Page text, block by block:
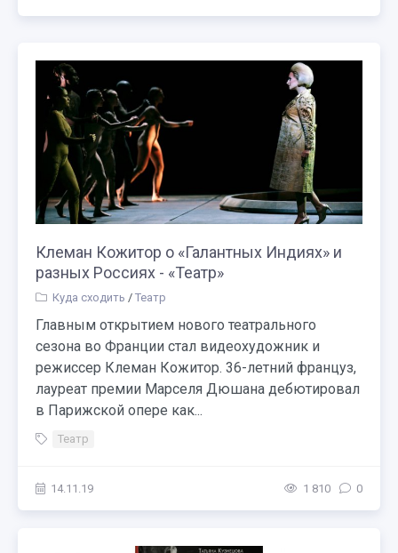
Клеман Кожитор о «Галантных Индиях» и
разных Россиях - «Театр»
Куда сходить / Театр
Главным открытием нового театрального
сезона во Франции стал видеохудожник и
режиссер Клеман Кожитор. 36-летний француз,
лауреат премии Марселя Дюшана дебютировал
в Парижской опере как...
Театр
14.11.19 1 810 0